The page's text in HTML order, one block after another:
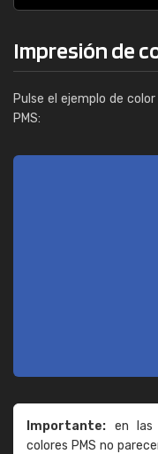
Impresión de
Pulse el ejemplo de
PMS:
Importante: en las
colores PMS no